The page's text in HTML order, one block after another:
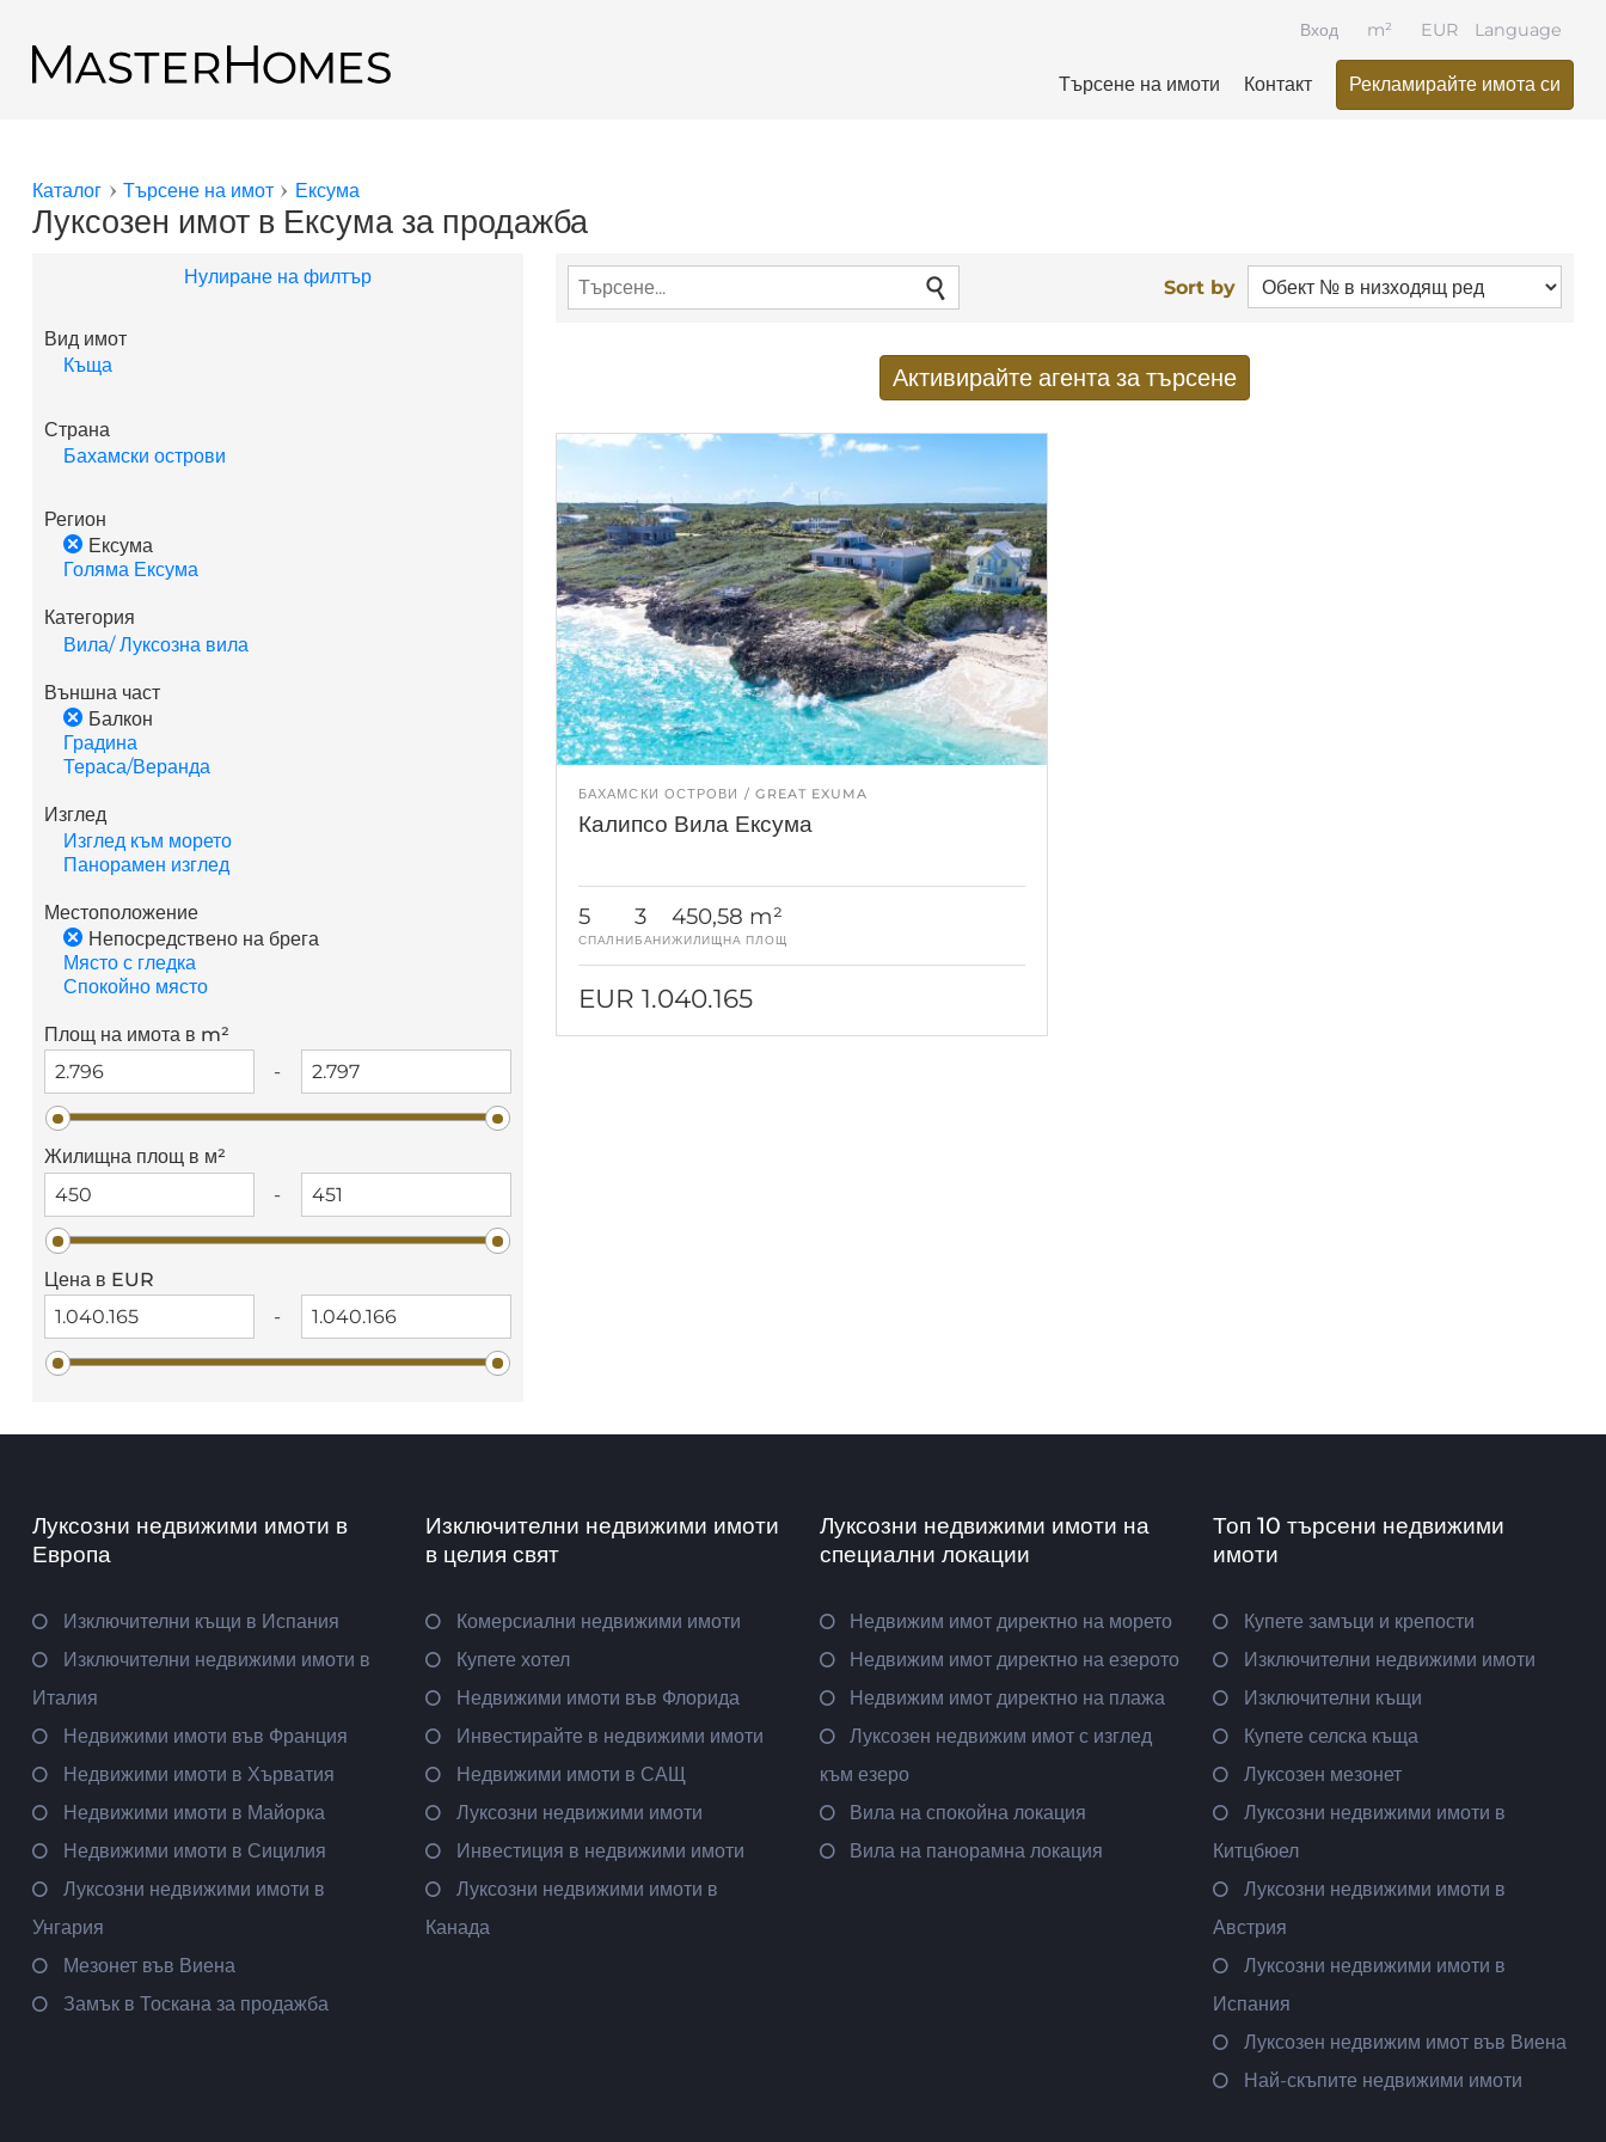
Language
Търсене на имоти Контакт Рекламирайте имота си
Вход EUR
m²
Обратно към резултатите от търсенето
Вие сте тук
Каталог Търсене на имот Ексума
Луксозен имот в Ексума за продажба
Нулиране на филтър
Вид имот
Къща
Страна
Бахамски острови
Регион
Ексума
Голяма Ексума
Категория
Вила/ Луксозна вила
Външна част
Балкон
Градина
Тераса/Веранда
Изглед
Изглед към морето
Панорамен изглед
Местоположение
Непосредствено на брега
Място с гледка
Спокойно място
Площ на имота в m²
-
Жилищна площ в м²
-
Цена в EUR
-
Sort by
Активирайте агента за търсене
E-mail адрес
БАХАМСКИ ОСТРОВИ GREAT EXUMA
Калипсо Вила Ексума
5
СПАЛНИ
3
БАНИ
450,58 m²
ЖИЛИЩНА ПЛОЩ
EUR 1.040.165
Луксозни недвижими имоти в
Европа
Изключителни къщи в Испания
Изключителни недвижими имоти в
Италия
Недвижими имоти във Франция
Недвижими имоти в Хърватия
Недвижими имоти в Майорка
Недвижими имоти в Сицилия
Луксозни недвижими имоти в
Унгария
Мезонет във Виена
Замък в Тоскана за продажба
Изключителни недвижими имоти
в целия свят
Комерсиални недвижими имоти
Купете хотел
Недвижими имоти във Флорида
Инвестирайте в недвижими имоти
Недвижими имоти в САЩ
Луксозни недвижими имоти
Инвестиция в недвижими имоти
Луксозни недвижими имоти в
Канада
Луксозни недвижими имоти на
специални локации
Недвижим имот директно на морето
Недвижим имот директно на езерото
Недвижим имот директно на плажа
Луксозен недвижим имот с изглед
към езеро
Вила на спокойна локация
Вила на панорамна локация
Топ 10 търсени недвижими
имоти
Купете замъци и крепости
Изключителни недвижими имоти
Изключителни къщи
Купете селска къща
Луксозен мезонет
Луксозни недвижими имоти в
Китцбюел
Луксозни недвижими имоти в
Австрия
Луксозни недвижими имоти в
Испания
Луксозен недвижим имот във Виена
Най-скъпите недвижими имоти